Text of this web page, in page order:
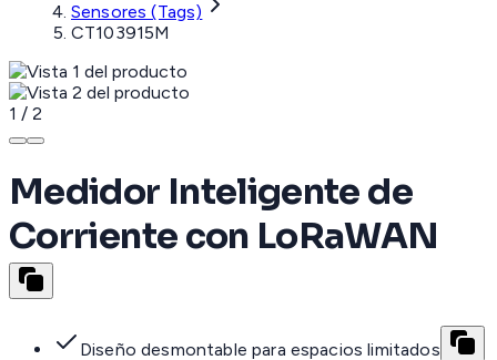
Sensores (Tags)
CT103915M
1 / 2
Medidor Inteligente de
Corriente con LoRaWAN
Diseño desmontable para espacios limitados